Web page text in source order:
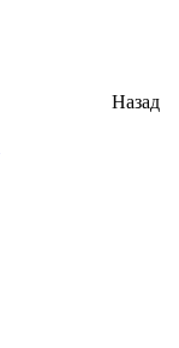
Назад